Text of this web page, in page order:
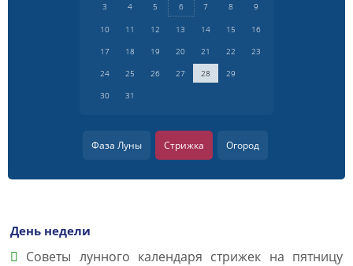
3 4 5 6 7 8 9
10 11 12 13 14 15
16
17
18 19 20 21 22
23
24
25 26 27 28
29
30
31
Фаза Луны Стрижка Огород
День недели
Советы лунного календаря стрижек на пятницу